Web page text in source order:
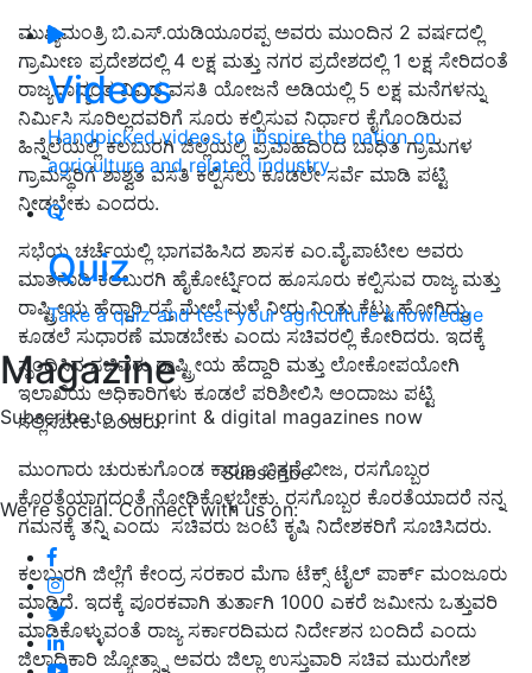
Videos
Handpicked videos to inspire the nation on
agriculture and related industry
Quiz
Take a quiz and test your agriculture knowledge
Magazine
Subscribe to our print & digital magazines now
Subscribe
We're social. Connect with us on:
ಮುಖ್ಯಮಂತ್ರಿ ಬಿ.ಎಸ್.ಯಡಿಯೂರಪ್ಪ ಅವರು ಮುಂದಿನ 2 ವರ್ಷದಲ್ಲಿ
ಗ್ರಾಮೀಣ ಪ್ರದೇಶದಲ್ಲಿ 4 ಲಕ್ಷ ಮತ್ತು ನಗರ ಪ್ರದೇಶದಲ್ಲಿ 1 ಲಕ್ಷ ಸೇರಿದಂತೆ
ರಾಜ್ಯದಾದ್ಯಂತ ವಿವಿಧ ವಸತಿ ಯೋಜನೆ ಅಡಿಯಲ್ಲಿ 5 ಲಕ್ಷ ಮನೆಗಳನ್ನು
ನಿರ್ಮಿಸಿ ಸೂರಿಲ್ಲದವರಿಗೆ ಸೂರು ಕಲ್ಪಿಸುವ ನಿರ್ಧಾರ ಕೈಗೊಂಡಿರುವ
ಹಿನ್ನೆಲೆಯಲ್ಲಿ ಕಲಬುರಗಿ ಜಿಲ್ಲೆಯಲ್ಲಿ ಪ್ರವಾಹದಿಂದ ಬಾಧಿತ ಗ್ರಾಮಗಳ
ಗ್ರಾಮಸ್ಥರಿಗೆ ಶಾಶ್ವತ ವಸತಿ ಕಲ್ಪಿಸಲು ಕೂಡಲೇ ಸರ್ವೆ ಮಾಡಿ ಪಟ್ಟಿ
ನೀಡಬೇಕು ಎಂದರು.
ಸಭೆಯ ಚರ್ಚೆಯಲ್ಲಿ ಭಾಗವಹಿಸಿದ ಶಾಸಕ ಎಂ.ವೈ.ಪಾಟೀಲ ಅವರು
ಮಾತನಾಡಿ ಕಲಬುರಗಿ ಹೈಕೋರ್ಟ್ನಿಂದ ಹೂಸೂರು ಕಲ್ಪಿಸುವ ರಾಜ್ಯ ಮತ್ತು
ರಾಷ್ಟ್ರೀಯ ಹೆದ್ದಾರಿ ರಸ್ತೆ ಮೇಲೆ ಮಳೆ ನೀರು ನಿಂತು ಕೆಟ್ಟು ಹೋಗಿದ್ದು,
ಕೂಡಲೆ ಸುಧಾರಣೆ ಮಾಡಬೇಕು ಎಂದು ಸಚಿವರಲ್ಲಿ ಕೋರಿದರು. ಇದಕ್ಕೆ
ಸ್ಪಂದಿಸಿದ ಸಚಿವರು ರಾಷ್ಟ್ರೀಯ ಹೆದ್ದಾರಿ ಮತ್ತು ಲೋಕೋಪಯೋಗಿ
ಇಲಾಖೆಯ ಅಧಿಕಾರಿಗಳು ಕೂಡಲೆ ಪರಿಶೀಲಿಸಿ ಅಂದಾಜು ಪಟ್ಟಿ
ಸಲ್ಲಿಸಬೇಕು ಎಂದರು.
ಮುಂಗಾರು ಚುರುಕುಗೊಂಡ ಕಾರಣ ಬಿತ್ತನೆ ಬೀಜ, ರಸಗೊಬ್ಬರ
ಕೊರತೆಯಾಗದಂತೆ ನೋಡಿಕೊಳ್ಳಬೇಕು. ರಸಗೊಬ್ಬರ ಕೊರತೆಯಾದರೆ ನನ್ನ
ಗಮನಕ್ಕೆ ತನ್ನಿ ಎಂದು ಸಚಿವರು ಜಂಟಿ ಕೃಷಿ ನಿದೇಶಕರಿಗೆ ಸೂಚಿಸಿದರು.
ಕಲಬುರಗಿ ಜಿಲ್ಲೆಗೆ ಕೇಂದ್ರ ಸರಕಾರ ಮೆಗಾ ಟೆಕ್ಸ್ ಟೈಲ್ ಪಾರ್ಕ್ ಮಂಜೂರು
ಮಾಡಿದೆ. ಇದಕ್ಕೆ ಪೂರಕವಾಗಿ ತುರ್ತಾಗಿ 1000 ಎಕರೆ ಜಮೀನು ಒತ್ತುವರಿ
ಮಾಡಿಕೊಳ್ಳುವಂತೆ ರಾಜ್ಯ ಸರ್ಕಾರದಿಮದ ನಿರ್ದೇಶನ ಬಂದಿದೆ ಎಂದು
ಜಿಲ್ಲಾಧಿಕಾರಿ ಜ್ಯೋತ್ಸ್ನಾ ಅವರು ಜಿಲ್ಲಾ ಉಸ್ತುವಾರಿ ಸಚಿವ ಮುರುಗೇಶ